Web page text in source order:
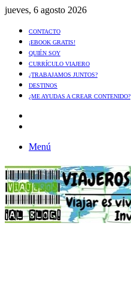
jueves, 6 agosto 2026
CONTACTO
¡EBOOK GRATIS!
QUIÉN SOY
CURRÍCULO VIAJERO
¿TRABAJAMOS JUNTOS?
DESTINOS
¿ME AYUDAS A CREAR CONTENIDO?
Menú